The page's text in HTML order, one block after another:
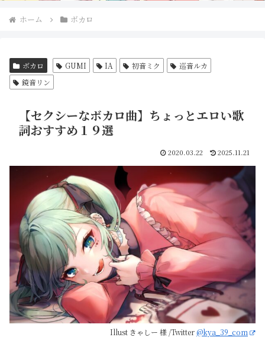
ホーム ボカロ
ボカロ GUMI IA 初音ミク
巡音ルカ
鏡音リン
【セクシーなボカロ曲】ちょっとエロい歌
詞おすすめ１９選
2020.03.22 2025.11.21
Illust きゃしー 様 /Twitter@kya_39_com